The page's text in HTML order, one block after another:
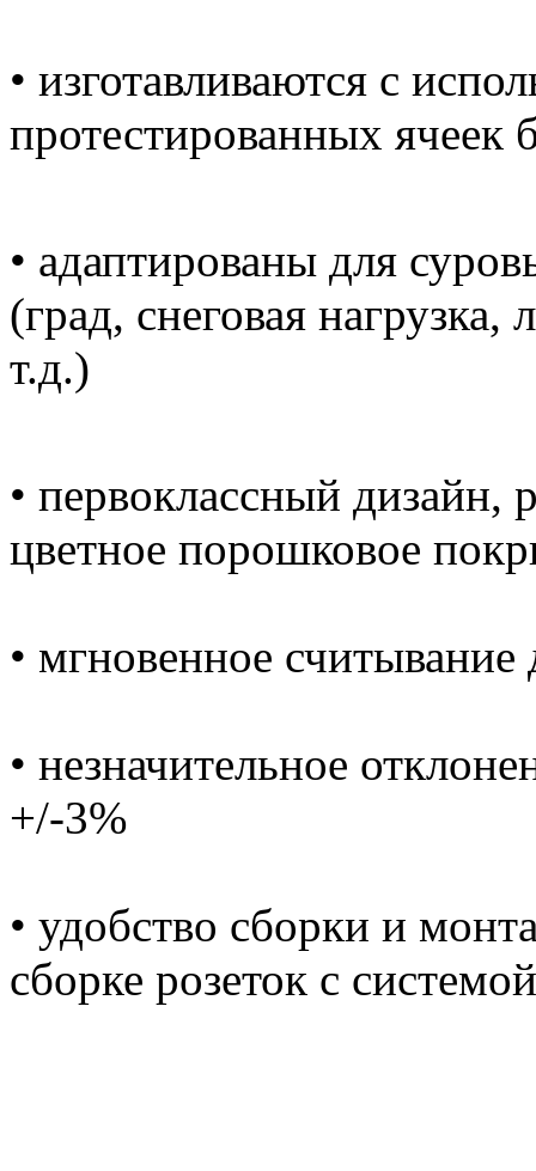
• изготавливаются с
протестированных ячеек
• адаптированы для
(град, снеговая
т.д.)
• первоклассный дизайн,
цветное порошковое
• мгновенное
• незначительное
+/-3%
• удобство сборки и
сборке розеток с